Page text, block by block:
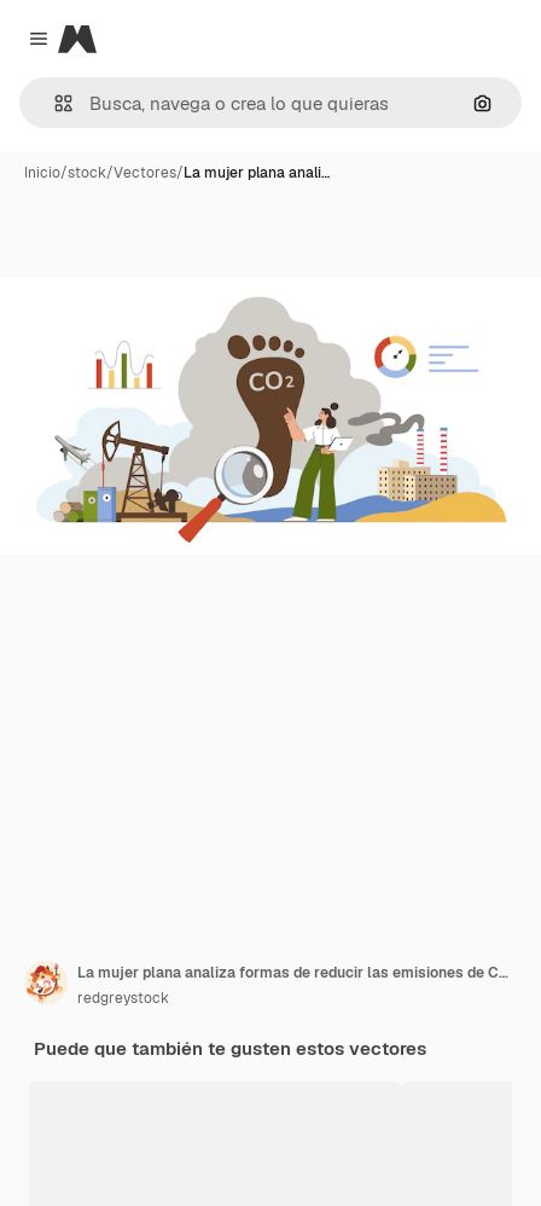
Close menu
Magnific
Inicio/stock/Vectores/La mujer plana anali…
La mujer plana analiza formas de reducir las emisiones de CO2 y el impacto climático de las fábricas
redgreystock
Puede que también te gusten estos vectores